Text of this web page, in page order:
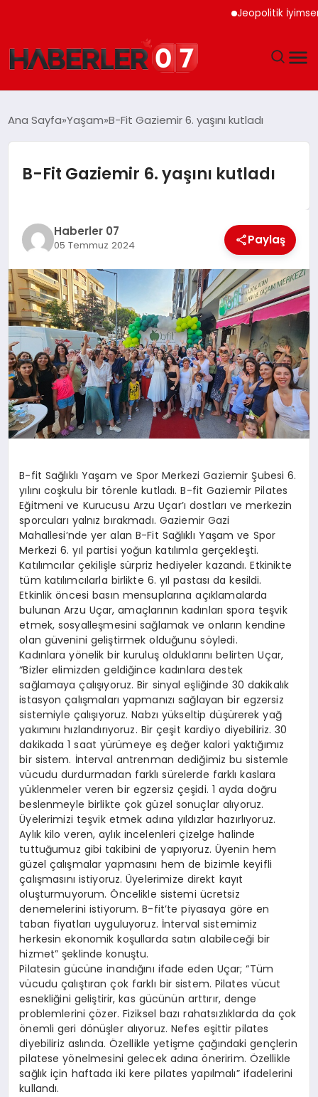
Jeopolitik İyimserlik
EKONOMI
YAŞAM
TEKNOLOJI
EĞITIM
MAGAZIN
DIĞER
Ana Sayfa Yaşam B-Fit Gaziemir 6. yaşını kutladı
B-Fit Gaziemir 6. yaşını kutladı
Haberler 07
05 Temmuz 2024 Paylaş
B-fit Sağlıklı Yaşam ve Spor Merkezi Gaziemir Şubesi 6.
yılını coşkulu bir törenle kutladı. B-fit Gaziemir Pilates
Eğitmeni ve Kurucusu Arzu Uçar’ı dostları ve merkezin
sporcuları yalnız bırakmadı. Gaziemir Gazi
Mahallesi’nde yer alan B-Fit Sağlıklı Yaşam ve Spor
Merkezi 6. yıl partisi yoğun katılımla gerçekleşti.
Katılımcılar çekilişle sürpriz hediyeler kazandı. Etkinikte
tüm katılımcılarla birlikte 6. yıl pastası da kesildi.
Etkinlik öncesi basın mensuplarına açıklamalarda
bulunan Arzu Uçar, amaçlarının kadınları spora teşvik
etmek, sosyalleşmesini sağlamak ve onların kendine
olan güvenini geliştirmek olduğunu söyledi.
Kadınlara yönelik bir kuruluş olduklarını belirten Uçar,
“Bizler elimizden geldiğince kadınlara destek
sağlamaya çalışıyoruz. Bir sinyal eşliğinde 30 dakikalık
istasyon çalışmaları yapmanızı sağlayan bir egzersiz
sistemiyle çalışıyoruz. Nabzı yükseltip düşürerek yağ
yakımını hızlandırıyoruz. Bir çeşit kardiyo diyebiliriz. 30
dakikada 1 saat yürümeye eş değer kalori yaktığımız
bir sistem. İnterval antrenman dediğimiz bu sistemle
vücudu durdurmadan farklı sürelerde farklı kaslara
yüklenmeler veren bir egzersiz çeşidi. 1 ayda doğru
beslenmeyle birlikte çok güzel sonuçlar alıyoruz.
Üyelerimizi teşvik etmek adına yıldızlar hazırlıyoruz.
Aylık kilo veren, aylık incelenleri çizelge halinde
tuttuğumuz gibi takibini de yapıyoruz. Üyenin hem
güzel çalışmalar yapmasını hem de bizimle keyifli
çalışmasını istiyoruz. Üyelerimize direkt kayıt
oluşturmuyorum. Öncelikle sistemi ücretsiz
denemelerini istiyorum. B-fit’te piyasaya göre en
taban fiyatları uyguluyoruz. İnterval sistemimiz
herkesin ekonomik koşullarda satın alabileceği bir
hizmet” şeklinde konuştu.
Pilatesin gücüne inandığını ifade eden Uçar; “Tüm
vücudu çalıştıran çok farklı bir sistem. Pilates vücut
esnekliğini geliştirir, kas gücünün arttırır, denge
problemlerini çözer. Fiziksel bazı rahatsızlıklarda da çok
önemli geri dönüşler alıyoruz. Nefes eşittir pilates
diyebiliriz aslında. Özellikle yetişme çağındaki gençlerin
pilatese yönelmesini gelecek adına öneririm. Özellikle
sağlık için haftada iki kere pilates yapılmalı” ifadelerini
kullandı.